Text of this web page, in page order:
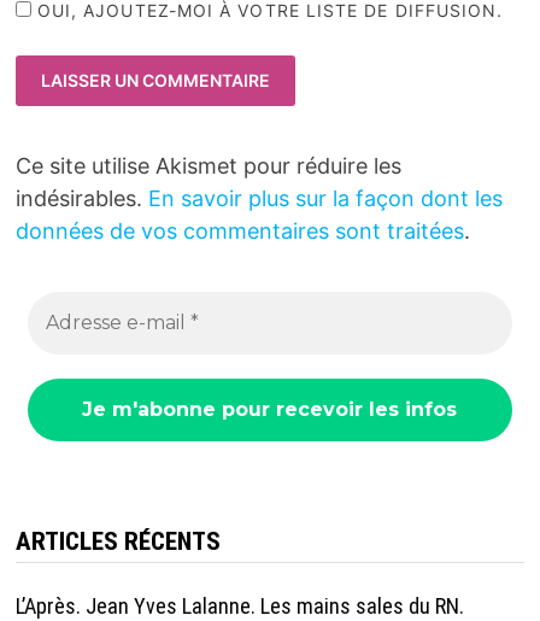
OUI, AJOUTEZ-MOI À VOTRE LISTE DE DIFFUSION.
Ce site utilise Akismet pour réduire les
indésirables. En savoir plus sur la façon dont les
données de vos commentaires sont traitées.
ARTICLES RÉCENTS
L’Après. Jean Yves Lalanne. Les mains sales du RN.